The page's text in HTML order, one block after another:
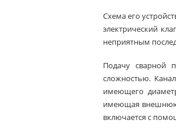
Схема его
электрический
неприятным
Подачу сварной
сложностью.
имеющего
имеющая внешнюю
включается с